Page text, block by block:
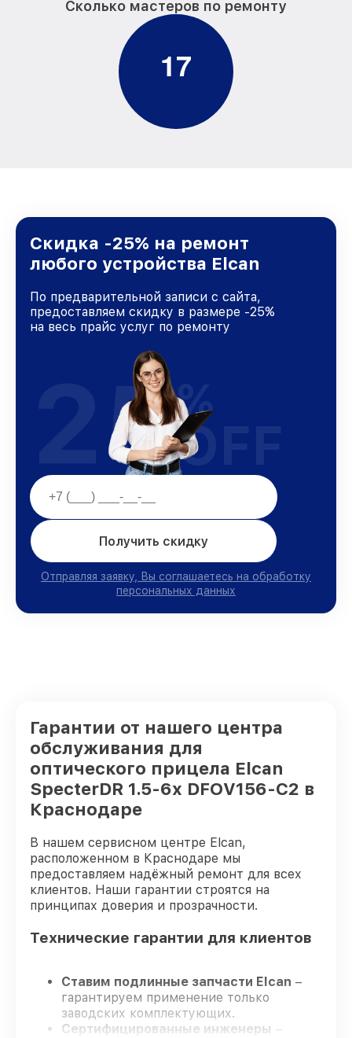
Сколько мастеров по ремонту
17
Скидка -25% на ремонт
любого устройства Elcan
По предварительной записи с сайта,
предоставляем скидку в размере -25%
на весь прайс услуг по ремонту
Получить скидку
Отправляя заявку, Вы соглашаетесь на обработку
персональных данных
25%
OFF
Гарантии от нашего центра
обслуживания для
оптического прицела Elcan
SpecterDR 1.5-6x DFOV156-C2 в
Краснодаре
В нашем сервисном центре Elcan,
расположенном в Краснодаре мы
предоставляем надёжный ремонт для всех
клиентов. Наши гарантии строятся на
принципах доверия и прозрачности.
Технические гарантии для клиентов
Ставим подлинные запчасти Elcan –
гарантируем применение только
заводских комплектующих.
Сертифицированные инженеры –